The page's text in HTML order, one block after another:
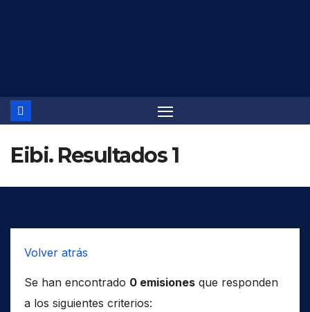
Eibi. Resultados 1
Volver atrás
Se han encontrado 0 emisiones que responden
a los siguientes criterios: